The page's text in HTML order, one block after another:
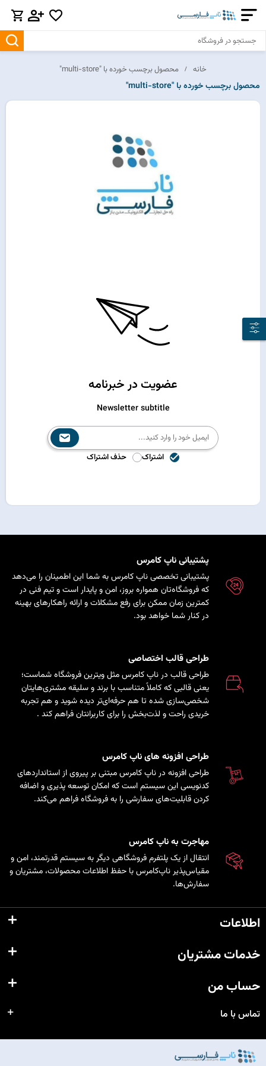
خانه محصول برچسب خورده با "multi-store"
محصول برچسب خورده با "multi-store"
عضویت در خبرنامه
Newsletter subtitle
اشتراک حذف اشتراک
پشتیبانی ناپ کامرس
پشتیبانی تخصصی ناپ کامرس به شما این اطمینان را می‌دهد
که فروشگاه‌تان همواره بروز، امن و پایدار است و تیم فنی در
کمترین زمان ممکن برای رفع مشکلات و ارائه راهکارهای بهینه
در کنار شما خواهد بود.
طراحی قالب اختصاصی
طراحی قالب در ناپ کامرس مثل ویترین فروشگاه شماست؛
یعنی قالبی که کاملاً متناسب با برند و سلیقه مشتری‌هایتان
شخصی‌سازی شده تا هم حرفه‌ای‌تر دیده شوید و هم تجربه
خریدی راحت و لذت‌بخش را برای کاربرانتان فراهم کند .
طراحی افزونه های ناپ کامرس
طراحی افزونه در ناپ کامرس مبتنی بر پیروی از استانداردهای
کدنویسی این سیستم است که امکان توسعه پذیری و اضافه
کردن قابلیت‌های سفارشی را به فروشگاه فراهم می‌کند.
مهاجرت به ناپ کامرس
انتقال از یک پلتفرم فروشگاهی دیگر به سیستم قدرتمند، امن و
مقیاس‌پذیر ناپ‌کامرس با حفظ اطلاعات محصولات، مشتریان و
سفارش‌ها.
اطلاعات
خدمات مشتریان
حساب من
تماس با ما